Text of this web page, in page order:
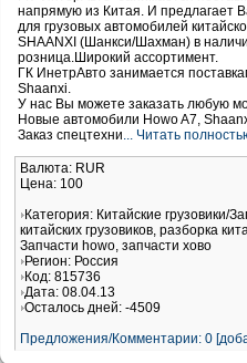
напрямую из Китая. И предлагает
для грузовых автомобилей
SHAANXI (Шанкси/Шахман) в
розница.Широкий ассортимент.
ГК ИнетрАвто занимается
Shaanxi.
У нас Вы можете заказать любую
Новые автомобили Howo A7,
Заказ спецтехни... Читать
Валюта: RUR
Цена: 100
Категория: Китайские грузовики/
китайских грузовиков, разборка
Запчасти howo, запчасти хово
Регион: Россия
Код: 815736
Дата: 08.04.13
Осталось дней: -4509
Предложения/Комментарии: 0